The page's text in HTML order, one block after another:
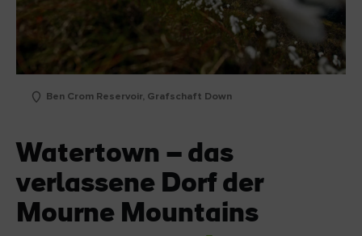
Ben Crom Reservoir, Grafschaft Down
Watertown – das
verlassene Dorf der
Mourne Mountains